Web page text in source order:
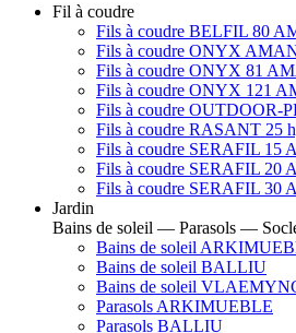
Fil à coudre
Fils à coudre BELFIL 80
Fils à coudre ONYX
Fils à coudre ONYX 81
Fils à coudre ONYX 121
Fils à coudre OUTDOOR-
Fils à coudre RASANT 25
Fils à coudre SERAFIL 15
Fils à coudre SERAFIL 20
Fils à coudre SERAFIL 30
Jardin
Bains de soleil — Parasols —
Bains de soleil
Bains de soleil BALLIU
Bains de soleil
Parasols ARKIMUEBLE
Parasols BALLIU